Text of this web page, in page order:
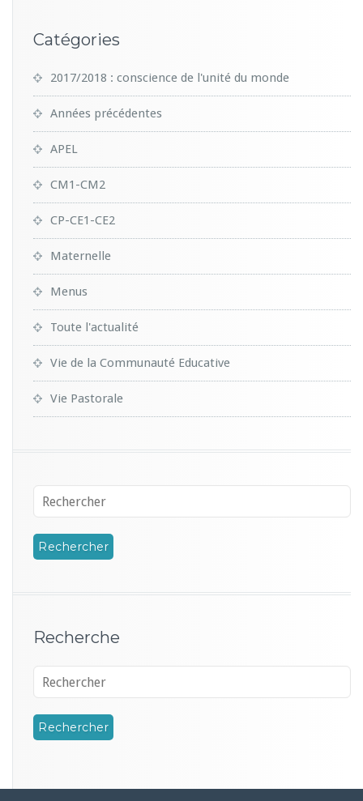
Catégories
2017/2018 : conscience de l'unité du monde
Années précédentes
APEL
CM1-CM2
CP-CE1-CE2
Maternelle
Menus
Toute l'actualité
Vie de la Communauté Educative
Vie Pastorale
Recherche